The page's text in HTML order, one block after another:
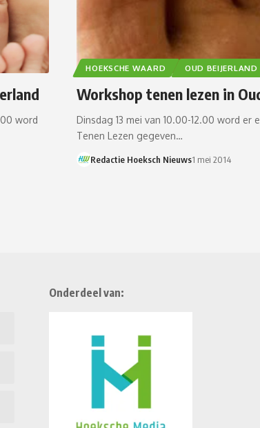
word
HOEKSCHE WAARD OUD BEIJERLAND
Workshop tenen lezen in
Dinsdag 13 mei van 10.00-12.00 word er
Tenen Lezen gegeven…
Redactie Hoeksch Nieuws1 mei 2014
Onderdeel van: